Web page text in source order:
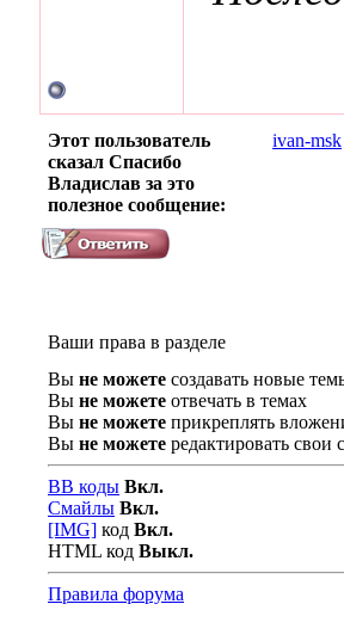
Этот пользователь
сказал Спасибо
Владислав за это
полезное сообщение:
ivan-msk
Ваши права в разделе
Вы не можете создавать новые
Вы не можете отвечать в темах
Вы не можете прикреплять
Вы не можете редактировать свои
BB коды Вкл.
Смайлы Вкл.
[IMG] код Вкл.
HTML код Выкл.
Правила форума